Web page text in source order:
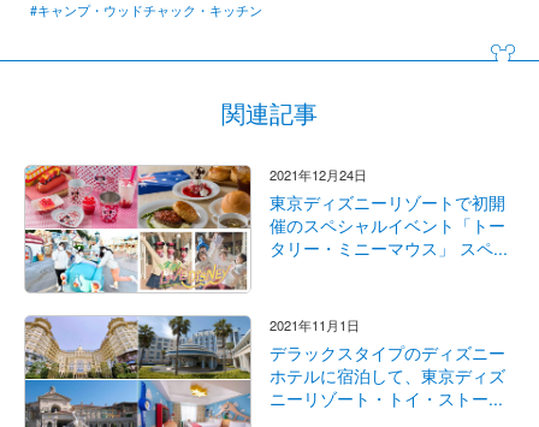
#キャンプ・ウッドチャック・キッチン
関連記事
2021年12月24日
東京ディズニーリゾートで初開
催のスペシャルイベント「トー
タリー・ミニーマウス」 スペ...
2021年11月1日
デラックスタイプのディズニー
ホテルに宿泊して、東京ディズ
ニーリゾート・トイ・ストー...